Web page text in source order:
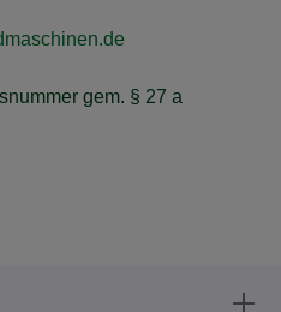
gem. § 27 a